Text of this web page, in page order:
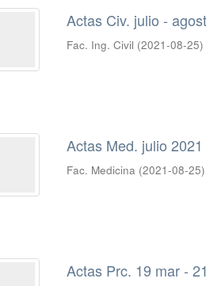
Actas Civ. julio -
Fac. Ing. Civil (2021-08-25)
Actas Med. julio 2021
Fac. Medicina (2021-08-25)
Actas Prc. 19 mar -